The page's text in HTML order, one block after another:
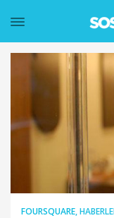
FOURSQUARE,